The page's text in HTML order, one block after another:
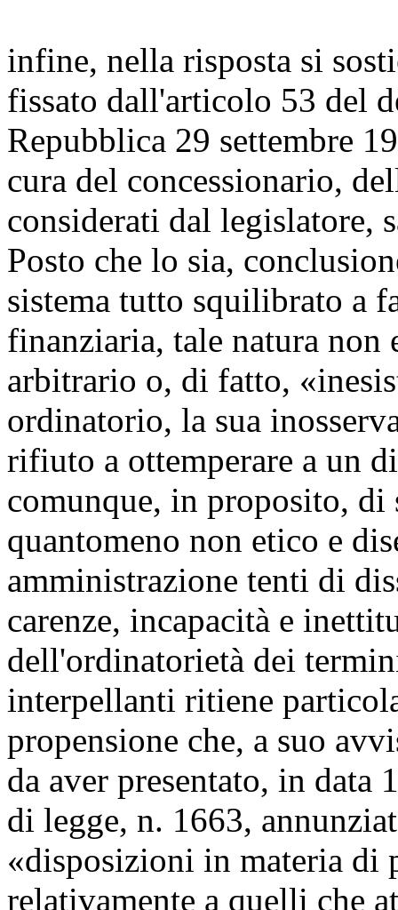
infine, nella risposta si
fissato dall'articolo 53 del
Repubblica 29 settembre
cura del concessionario,
considerati dal legislatore,
Posto che lo sia,
sistema tutto squilibrato a
finanziaria, tale natura
arbitrario o, di fatto,
ordinatorio, la sua
rifiuto a ottemperare a un
comunque, in proposito,
quantomeno non etico e
amministrazione tenti di
carenze, incapacità e
dell'ordinatorietà dei
interpellanti ritiene
propensione che, a suo
da aver presentato, in data
di legge, n. 1663,
«disposizioni in materia di
relativamente a quelli che